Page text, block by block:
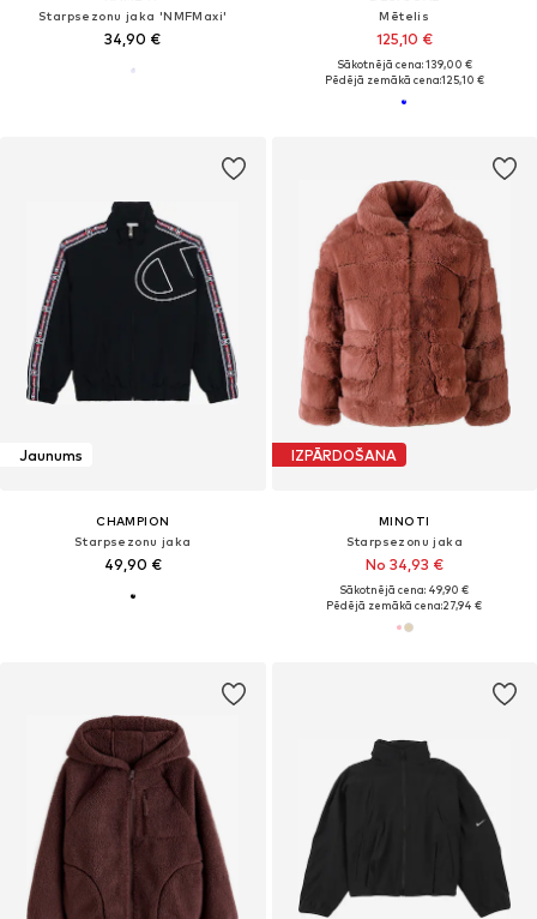
Starpsezonu jaka 'NMFMaxi'
34,90 €
Mētelis
125,10 €
Sākotnējā cena: 139,00 €
Pēdējā zemākā cena:125,10 €
Jaunums
CHAMPION
Starpsezonu jaka
49,90 €
IZPĀRDOŠANA
MINOTI
Starpsezonu jaka
No 34,93 €
Sākotnējā cena: 49,90 €
Pēdējā zemākā cena:27,94 €